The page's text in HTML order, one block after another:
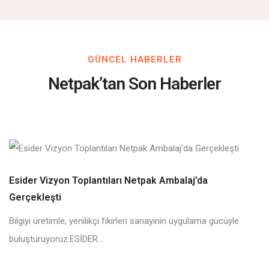
GÜNCEL HABERLER
Netpak’tan Son Haberler
Esider Vizyon Toplantıları Netpak Ambalaj’da
Gerçekleşti
Bilgiyi üretimle, yenilikçi fikirleri sanayinin uygulama gücüyle
buluşturuyoruz.ESİDER...